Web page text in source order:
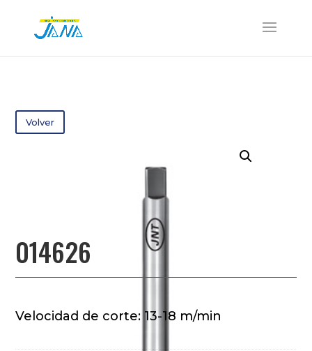
Volver
014626
Velocidad de corte: 13-18 m/min